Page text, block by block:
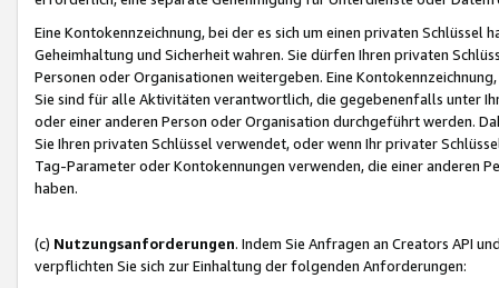
Eine Kontokennzeichnung, bei der es sich um einen privaten
Geheimhaltung und Sicherheit wahren. Sie dürfen Ihren privaten
Personen oder Organisationen weitergeben. Eine
Sie sind für alle Aktivitäten verantwortlich, die gegebenenfalls unter
oder einer anderen Person oder Organisation durchgeführt werden.
Sie Ihren privaten Schlüssel verwendet, oder wenn Ihr privater
Tag-Parameter oder Kontokennungen verwenden, die einer anderen
haben.
(c) Nutzungsanforderungen. Indem Sie Anfragen an Creators API
verpflichten Sie sich zur Einhaltung der folgenden Anforderungen: